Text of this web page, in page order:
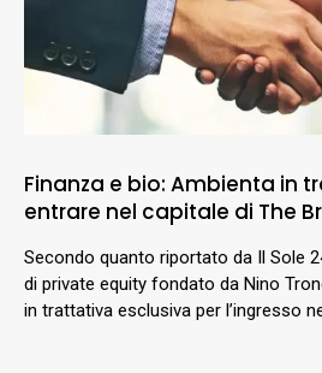
Finanza e bio: Ambienta in
entrare nel capitale di The
Secondo quanto riportato da Il Sole
di private equity fondato da Nino
in trattativa esclusiva per l’ingresso